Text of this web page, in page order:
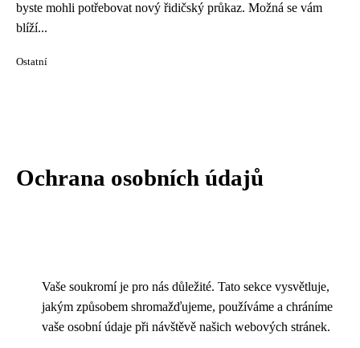
byste mohli potřebovat nový řidičský průkaz. Možná se vám
blíží...
Ostatní
Ochrana osobních údajů
Vaše soukromí je pro nás důležité. Tato sekce vysvětluje,
jakým způsobem shromažďujeme, používáme a chráníme
vaše osobní údaje při návštěvě našich webových stránek.